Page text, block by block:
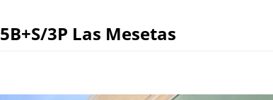
3P Las Mesetas